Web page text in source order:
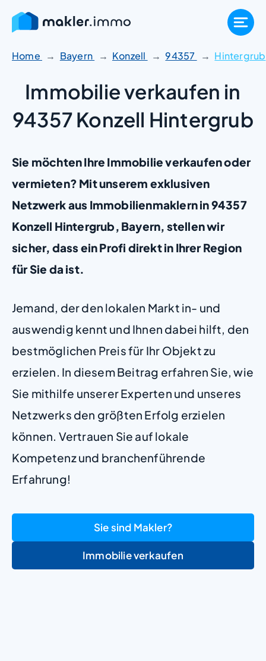
Zum
Inhalt
springen
Home Bayern Konzell 94357 Hintergrub
Immobilie verkaufen in
94357 Konzell Hintergrub
Sie möchten Ihre Immobilie verkaufen oder
vermieten? Mit unserem exklusiven
Netzwerk aus Immobilienmaklern in 94357
Konzell Hintergrub, Bayern, stellen wir
sicher, dass ein Profi direkt in Ihrer Region
für Sie da ist.
Jemand, der den lokalen Markt in- und
auswendig kennt und Ihnen dabei hilft, den
bestmöglichen Preis für Ihr Objekt zu
erzielen. In diesem Beitrag erfahren Sie, wie
Sie mithilfe unserer Experten und unseres
Netzwerks den größten Erfolg erzielen
können. Vertrauen Sie auf lokale
Kompetenz und branchenführende
Erfahrung!
Sie sind Makler?
Immobilie verkaufen